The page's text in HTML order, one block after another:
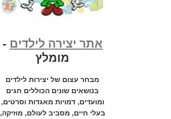
אתר יצירה לילדים -
מומלץ
מבחר עצום של יצירות לילדים
בנושאים שונים הכוללים חגים
ומועדים, דמויות מאגדות וסרטים,
בעלי חיים, מסביב לעולם, מוזיקה,